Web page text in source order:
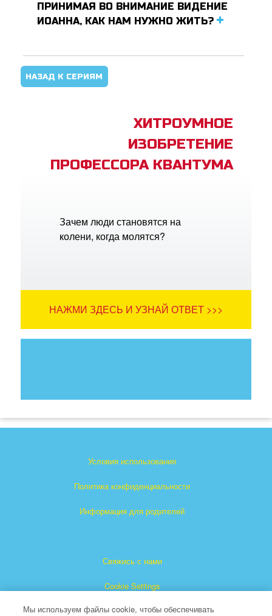
ПРИНИМАЯ ВО ВНИМАНИЕ ВИДЕНИЕ
ИОАННА, КАК НАМ НУЖНО ЖИТЬ?
НАЗАД К СЕРИЯМ
ХИТРОУМНОЕ
ИЗОБРЕТЕНИЕ
ПРОФЕССОРА КВАНТУМА
Зачем люди становятся на
колени, когда молятся?
НАЖМИ ЗДЕСЬ И УЗНАЙ ОТВЕТ >>>
Условия использования
Политика конфиденциальности
Информация для родителей
Свяжись с нами
Cookie Settings
Мы используем файлы cookie, чтобы обеспечивать